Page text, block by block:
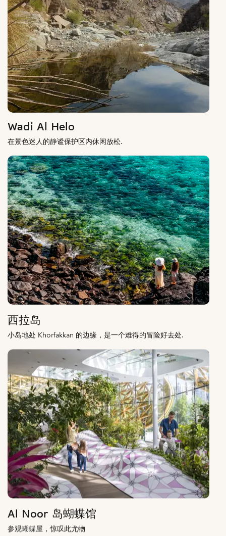
Wadi Al Helo
在景色迷人的静谧保护区内休闲放松.
西拉岛
小岛地处 Khorfakkan 的边缘，是一个难得的冒险好去处.
Al Noor 岛蝴蝶馆
参观蝴蝶屋，惊叹此尤物